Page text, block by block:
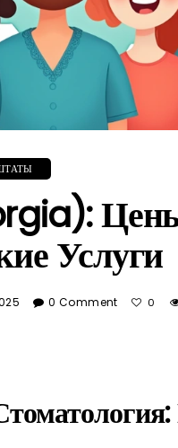
Услуги
0 Comment 0